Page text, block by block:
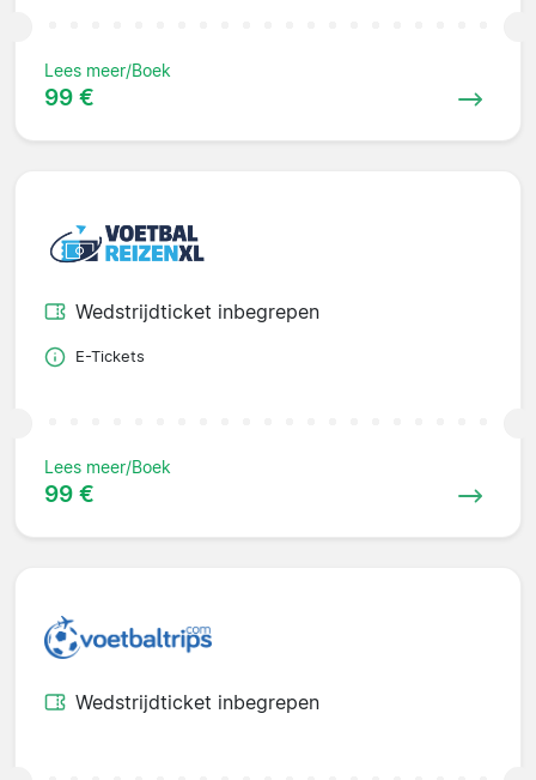
Lees meer/Boek
99 €
Wedstrijdticket inbegrepen
E-Tickets
Lees meer/Boek
99 €
Wedstrijdticket inbegrepen